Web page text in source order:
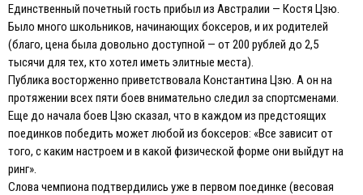
Единственный почетный гость прибыл из Австралии — Костя Цзю.
Было много школьников, начинающих боксеров, и их родителей
(благо, цена была довольно доступной — от 200 рублей до 2,5
тысячи для тех, кто хотел иметь элитные места).
Публика восторженно приветствовала Константина Цзю. А он на
протяжении всех пяти боев внимательно следил за спортсменами.
Еще до начала боев Цзю сказал, что в каждом из предстоящих
поединков победить может любой из боксеров: «Все зависит от
того, с каким настроем и в какой физической форме они выйдут на
ринг».
Слова чемпиона подтвердились уже в первом поединке (весовая